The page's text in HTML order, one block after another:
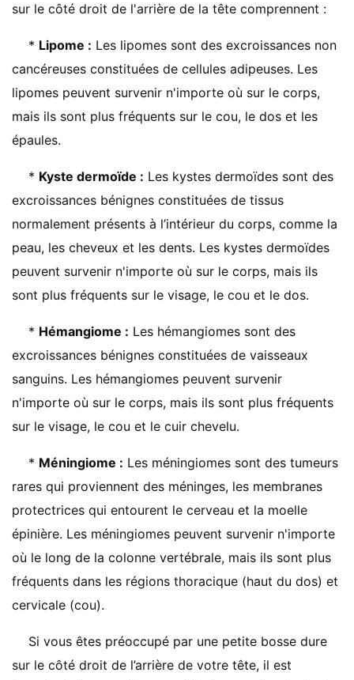
sur le côté droit de l'arrière de la tête comprennent :
* Lipome : Les lipomes sont des excroissances non
cancéreuses constituées de cellules adipeuses. Les
lipomes peuvent survenir n'importe où sur le corps,
mais ils sont plus fréquents sur le cou, le dos et les
épaules.
* Kyste dermoïde : Les kystes dermoïdes sont des
excroissances bénignes constituées de tissus
normalement présents à l’intérieur du corps, comme la
peau, les cheveux et les dents. Les kystes dermoïdes
peuvent survenir n'importe où sur le corps, mais ils
sont plus fréquents sur le visage, le cou et le dos.
* Hémangiome : Les hémangiomes sont des
excroissances bénignes constituées de vaisseaux
sanguins. Les hémangiomes peuvent survenir
n'importe où sur le corps, mais ils sont plus fréquents
sur le visage, le cou et le cuir chevelu.
* Méningiome : Les méningiomes sont des tumeurs
rares qui proviennent des méninges, les membranes
protectrices qui entourent le cerveau et la moelle
épinière. Les méningiomes peuvent survenir n'importe
où le long de la colonne vertébrale, mais ils sont plus
fréquents dans les régions thoracique (haut du dos) et
cervicale (cou).
Si vous êtes préoccupé par une petite bosse dure
sur le côté droit de l’arrière de votre tête, il est